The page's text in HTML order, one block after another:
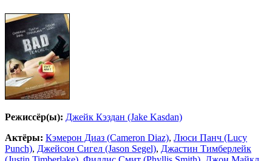
Режиссёр(ы): Джейк Кэздан (Jake Kasdan)
Актёры: Кэмерон Диаз (Cameron Diaz), Люси Панч (Lucy
Punch), Джейсон Сигел (Jason Segel), Джастин Тимберлейк